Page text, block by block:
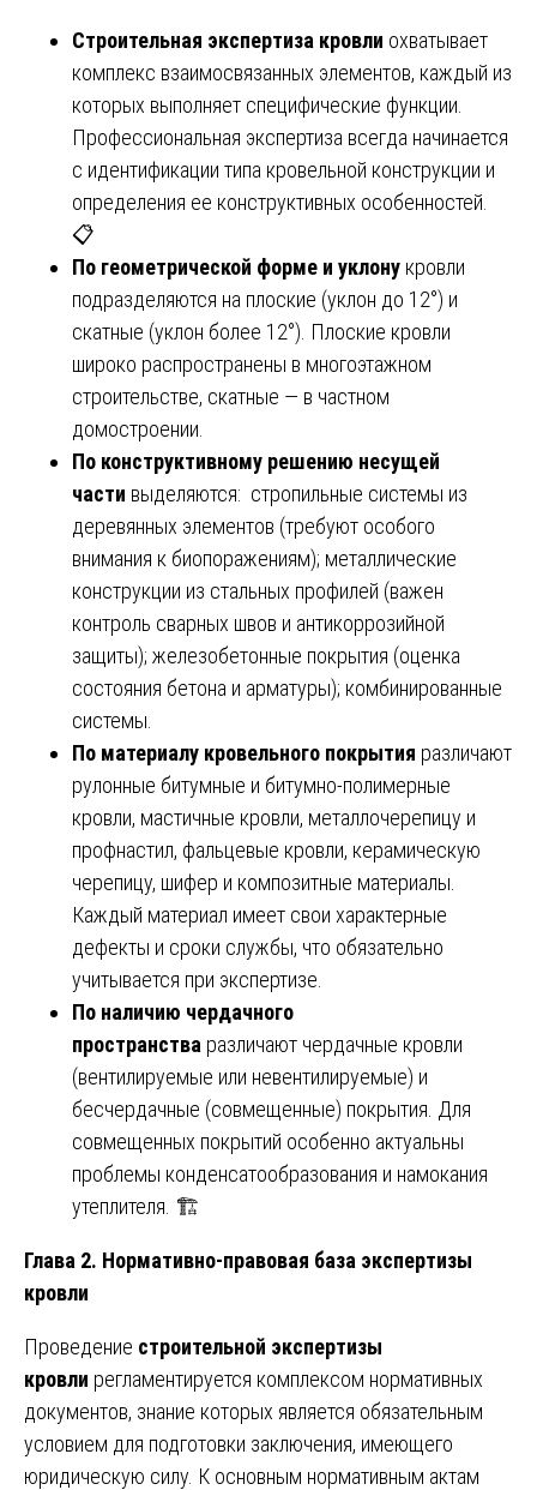
Строительная экспертиза кровли охватывает
комплекс взаимосвязанных элементов, каждый из
которых выполняет специфические функции.
Профессиональная экспертиза всегда начинается
с идентификации типа кровельной конструкции и
определения ее конструктивных особенностей.
📋
По геометрической форме и уклону кровли
подразделяются на плоские (уклон до 12°) и
скатные (уклон более 12°). Плоские кровли
широко распространены в многоэтажном
строительстве, скатные — в частном
домостроении.
По конструктивному решению несущей
части выделяются: стропильные системы из
деревянных элементов (требуют особого
внимания к биопоражениям); металлические
конструкции из стальных профилей (важен
контроль сварных швов и антикоррозийной
защиты); железобетонные покрытия (оценка
состояния бетона и арматуры); комбинированные
системы.
По материалу кровельного покрытия различают
рулонные битумные и битумно-полимерные
кровли, мастичные кровли, металлочерепицу и
профнастил, фальцевые кровли, керамическую
черепицу, шифер и композитные материалы.
Каждый материал имеет свои характерные
дефекты и сроки службы, что обязательно
учитывается при экспертизе.
По наличию чердачного
пространства различают чердачные кровли
(вентилируемые или невентилируемые) и
бесчердачные (совмещенные) покрытия. Для
совмещенных покрытий особенно актуальны
проблемы конденсатообразования и намокания
утеплителя. 🏗️
Глава 2. Нормативно-правовая база экспертизы
кровли
Проведение строительной экспертизы
кровли регламентируется комплексом нормативных
документов, знание которых является обязательным
условием для подготовки заключения, имеющего
юридическую силу. К основным нормативным актам